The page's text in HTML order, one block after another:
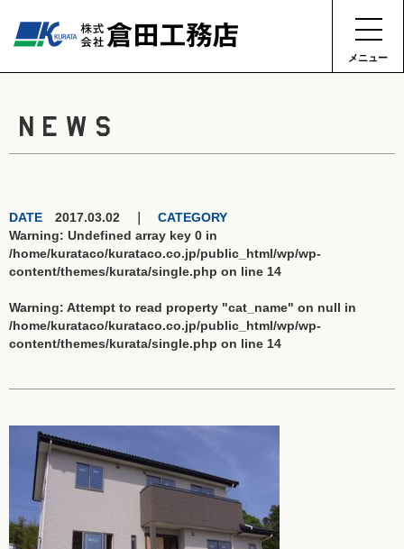
メニュー
NEWS
DATE 2017.03.02 ｜ CATEGORY
Warning: Undefined array key 0 in
/home/kurataco/kurataco.co.jp/public_html/wp/wp-
content/themes/kurata/single.php on line 14
Warning: Attempt to read property "cat_name" on null in
/home/kurataco/kurataco.co.jp/public_html/wp/wp-
content/themes/kurata/single.php on line 14